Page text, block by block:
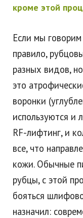
кроме этой
Если мы
правило,
разных видов,
это
воронки
используются и
RF-лифтинг, и
все, что
кожи. Обычные
рубцы, с этой
бояться
назначил: